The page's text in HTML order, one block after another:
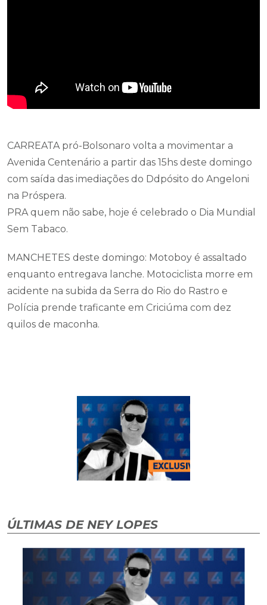
CARREATA pró-Bolsonaro volta a movimentar a
Avenida Centenário a partir das 15hs deste domingo
com saída das imediações do Ddpósito do Angeloni
na Próspera.
PRA quem não sabe, hoje é celebrado o Dia Mundial
Sem Tabaco.
MANCHETES deste domingo: Motoboy é assaltado
enquanto entregava lanche. Motociclista morre em
acidente na subida da Serra do Rio do Rastro e
Polícia prende traficante em Criciúma com dez
quilos de maconha.
ÚLTIMAS DE NEY LOPES